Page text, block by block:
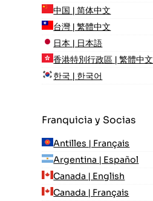
中国 | 简体中文
台灣 | 繁體中文
日本 | 日本語
香港特別行政區 | 繁體中文
한국 | 한국어
Franquicia y Socias
Antilles | Français
Argentina | Español
Canada | English
Canada | Français